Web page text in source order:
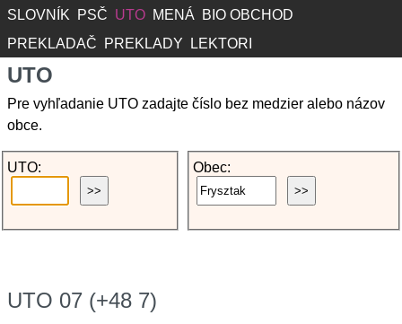
SLOVNÍK PSČ UTO MENÁ
BIO OBCHOD
PREKLADAČ
PREKLADY LEKTORI
UTO
Pre vyhľadanie UTO zadajte číslo bez medzier alebo názov
obce.
UTO: Obec:
UTO 07 (+48 7)